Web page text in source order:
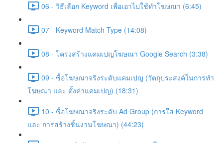
06 - วิธีเลือก Keyword เพื่อเอาไปใช้ทำโฆษณา (6:45)
07 - Keyword Match Type (14:08)
08 - โครงสร้างแคมเปญโฆษณา Google Search (3:38)
09 - ซื้อโฆษณาจริงระดับแคมเปญ (วัตถุประสงค์ในการทำ
โฆษณา และ ตั้งค่าแคมเปญ) (18:31)
10 - ซื้อโฆษณาจริงระดับ Ad Group (การใส่ Keyword
และ การสร้างชิ้นงานโฆษณา) (44:23)